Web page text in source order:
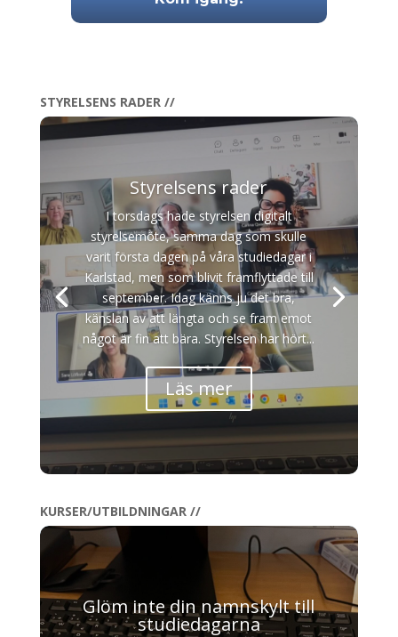
STYRELSENS RADER //
Styrelsens rader
I torsdags hade styrelsen digitalt
styrelsemöte, samma dag som skulle
varit första dagen på våra studiedagar i
Karlstad, men som blivit framflyttade till
september. Idag känns ju det bra,
känslan av att längta och se fram emot
något är fin att bära. Styrelsen har hört...
Läs mer
KURSER/UTBILDNINGAR //
Glöm inte din namnskylt till
studiedagarna